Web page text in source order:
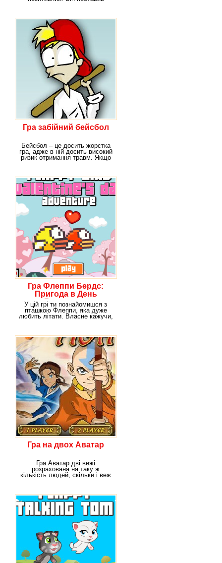
Гра забійний бейсбол
Бейсбол – це досить жорстка
гра, адже в ній досить високий
ризик отримання травм. Якщо
Гра Флеппи Бердс:
Пригода в День
Валентина
У цій грі ти познайомишся з
пташкою Флеппи, яка дуже
любить літати. Власне кажучи,
Гра на двох Аватар
Гра Аватар дві вежі
розрахована на таку ж
кількість людей, скільки і веж